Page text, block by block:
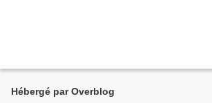
Hébergé par Overblog